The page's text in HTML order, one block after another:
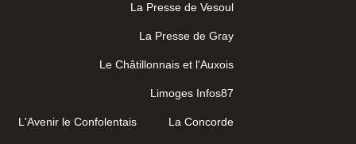
La Presse de Vesoul
La Presse de Gray
Le Châtillonnais et l'Auxois
Limoges Infos87
L'Avenir le Confolentais La Concorde